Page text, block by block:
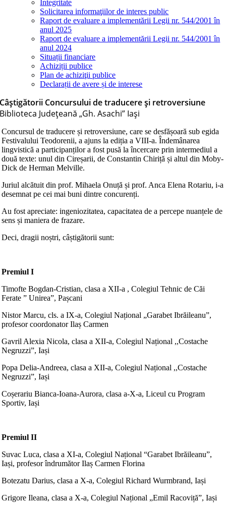
Integritate
Solicitarea informaţiilor de interes public
Raport de evaluare a implementării Legii nr. 544/2001 în
anul 2025
Raport de evaluare a implementării Legii nr. 544/2001 în
anul 2024
Situații financiare
Achiziții publice
Plan de achiziţii publice
Declarații de avere și de interese
Câștigătorii Concursului de traducere și retroversiune
Biblioteca Judeţeană „Gh. Asachi” Iaşi
Concursul de traducere și retroversiune, care se desfășoară sub egida
Festivalului Teodorenii, a ajuns la ediția a VIII-a. Îndemânarea
lingvistică a participanților a fost pusă la încercare prin intermediul a
două texte: unul din Cireșarii, de Constantin Chiriță și altul din Moby-
Dick de Herman Melville.
Juriul alcătuit din prof. Mihaela Onuță și prof. Anca Elena Rotariu, i-a
desemnat pe cei mai buni dintre concurenți.
Au fost apreciate: ingeniozitatea, capacitatea de a percepe nuanțele de
sens și maniera de frazare.
Deci, dragii noștri, câștigătorii sunt:
Premiul I
Timofte Bogdan-Cristian, clasa a XII-a , Colegiul Tehnic de Căi
Ferate ” Unirea”, Pașcani
Nistor Marcu, cls. a IX-a, Colegiul Național „Garabet Ibrăileanu”,
profesor coordonator Ilaș Carmen
Gavril Alexia Nicola, clasa a XII-a, Colegiul Național ,,Costache
Negruzzi”, Iași
Popa Delia-Andreea, clasa a XII-a, Colegiul Național ,,Costache
Negruzzi”, Iași
Coșerariu Bianca-Ioana-Aurora, clasa a-X-a, Liceul cu Program
Sportiv, Iași
Premiul II
Suvac Luca, clasa a XI-a, Colegiul Național “Garabet Ibrăileanu”,
Iași, profesor îndrumător Ilaș Carmen Florina
Botezatu Darius, clasa a X-a, Colegiul Richard Wurmbrand, Iași
Grigore Ileana, clasa a X-a, Colegiul Național „Emil Racoviță”, Iași